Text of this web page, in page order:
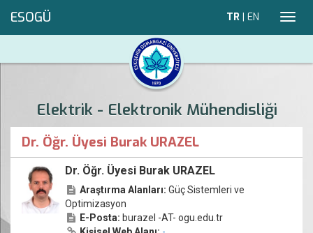
ESOGÜ TR | EN
Elektrik - Elektronik Mühendisliği
Dr. Öğr. Üyesi Burak URAZEL
Dr. Öğr. Üyesi Burak URAZEL
Araştırma Alanları: Güç Sistemleri ve
Optimizasyon
E-Posta: burazel -AT- ogu.edu.tr